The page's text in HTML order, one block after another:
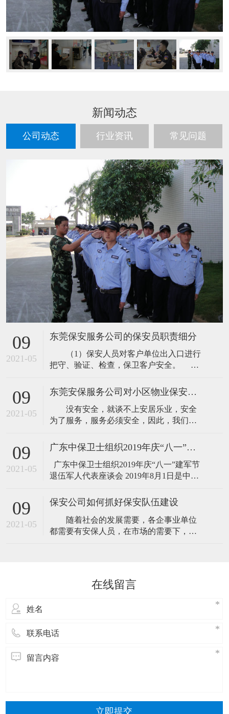
新闻动态
公司动态 行业资讯 常见问题
09
2021-05
东莞保安服务公司的保安员职责细分
（1）保安人员对客户单位出入口进行
把守、验证、检查，保卫客户安全。
止无关人员进入。 ②根据客户的要求
对出入的人员、车辆携带或装运的物品进
行查验，防止客户单位财物损失。 ③
指挥、疏导出入车辆，清理无关人员，维
09
2021-05
东莞安保服务公司对小区物业保安服务内容的讲解
没有安全，就谈不上安居乐业，安全
为了服务，服务必须安全，因此，我们将
重。根据具体项目、管理服务的特点，制
订科学、合理、严密的治安管理运行体
系，与当地派出所建立警企共建关系，并
商请“片区警官”兼任我安全管理部指导员，
及防范的方法
09
2021-05
广东中保卫士组织2019年庆“八一”建军节 退伍军人代表座谈会
退伍军人代表座谈会 2019年8月1日是中国
祝节日，弘扬我司拥军优属的优良传统，
召开“八一”座谈会。 总经理江总带来了他
09
2021-05
保安公司如何抓好保安队伍建设
随着社会的发展需要，各企事业单位
都需要有安保人员，在市场的需要下，各
中，保安公司要注意保安队伍建设与培
在线留言
立即提交